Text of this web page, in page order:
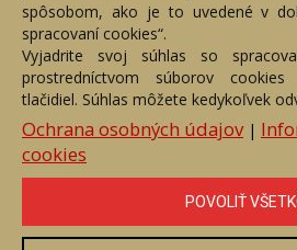
Slovenská republika
+421 905 356 921
+421 905 959 101
eantik@eantik.sk
Kontakt
Biografie
spôsobom, ako je to uvedené v
spracovaní cookies“.
Vyjadrite svoj súhlas so
prostredníctvom súborov cookies
tlačidiel. Súhlas môžete kedykoľvek
Ochrana osobných údajov|
cookies
POVOLIŤ